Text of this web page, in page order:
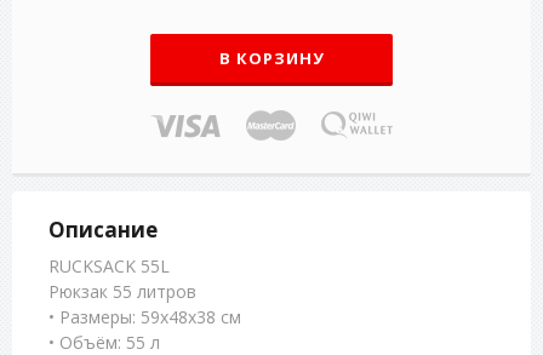
В КОРЗИНУ
Описание
RUCKSACK 55L
Рюкзак 55 литров
• Размеры: 59x48x38 см
• Объём: 55 л